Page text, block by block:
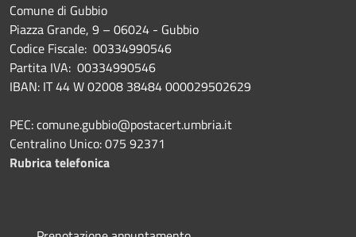
Comune di Gubbio
Piazza Grande, 9 – 06024 - Gubbio
Codice Fiscale: 00334990546
Partita IVA: 00334990546
IBAN: IT 44 W 02008 38484 000029502629
PEC: comune.gubbio@postacert.umbria.it
Centralino Unico: 075 92371
Rubrica telefonica